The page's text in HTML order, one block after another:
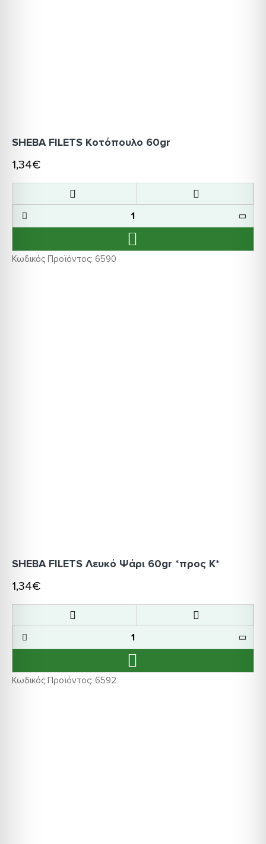
Κωδικός Προϊόντος: 6590
SHEBA FILETS Κοτόπουλο 60gr
1,34€
Κωδικός Προϊόντος: 6592
SHEBA FILETS Λευκό Ψάρι 60gr *προς Κ*
1,34€